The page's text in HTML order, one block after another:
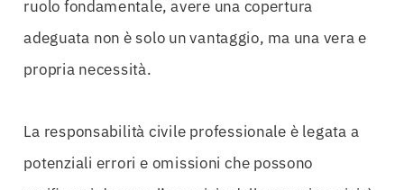
ruolo fondamentale, avere una copertura
adeguata non è solo un vantaggio, ma una vera e
propria necessità.
La responsabilità civile professionale è legata a
potenziali errori e omissioni che possono